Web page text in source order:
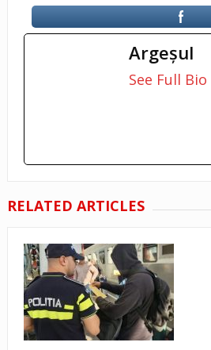
Argeşul
See Full Bio
RELATED ARTICLES